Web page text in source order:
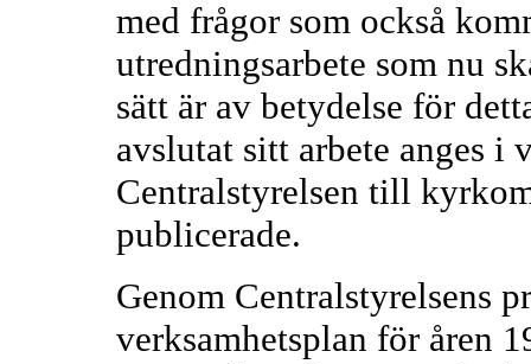
med frågor som också
utredningsarbete som nu
sätt är av betydelse för
avslutat sitt arbete anges i
Centralstyrelsen till
publicerade.
Genom Centralstyrelsens
verksamhetsplan för åren